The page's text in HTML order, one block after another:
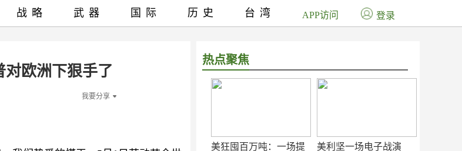
欧洲下狠手了
我要分享
热点聚焦
美狂囤百万吨：一场提
美利坚一场电子战演
战略 武器 国际 历史 台湾 APP访问 登录